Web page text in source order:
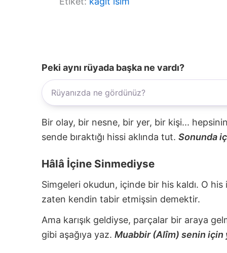
Peki aynı rüyada başka ne vardı?
Bir olay, bir nesne, bir yer, bir kişi...
sende bıraktığı hissi aklında tut. Sonunda
Hâlâ İçine Sinmediyse
Simgeleri okudun, içinde bir his kaldı. O
zaten kendin tabir etmişsin demektir.
Ama karışık geldiyse, parçalar bir araya
gibi aşağıya yaz. Muabbir (Alîm) senin için